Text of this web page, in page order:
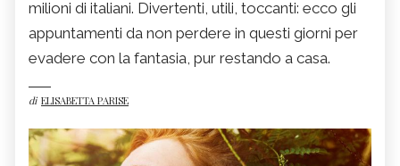
milioni di italiani. Divertenti, utili, toccanti: ecco gli
appuntamenti da non perdere in questi giorni per
evadere con la fantasia, pur restando a casa.
di ELISABETTA PARISE